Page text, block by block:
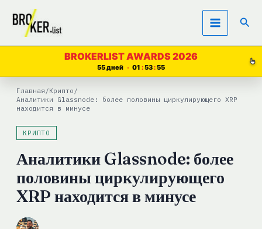
Перейти
содержимому
BROKERLIST AWARDS 2026
55 дней 01 53 54
Главная /Крипто /
Аналитики Glassnode: более половины циркулирующего XRP
находится в минусе
КРИПТО
Аналитики Glassnode: более
половины циркулирующего
XRP находится в минусе